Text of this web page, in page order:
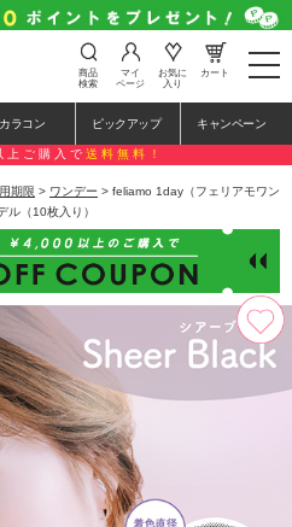
t
o
e
n
a
a
i
o
n
商品
検索
マイ
ページ
お気に
入り
カート
カラコン ピックアップ キャンペーン
ご購入で 送料無料！
期限 > ワンデー > feliamo 1day（フェリアモワン
ル（10枚入り）